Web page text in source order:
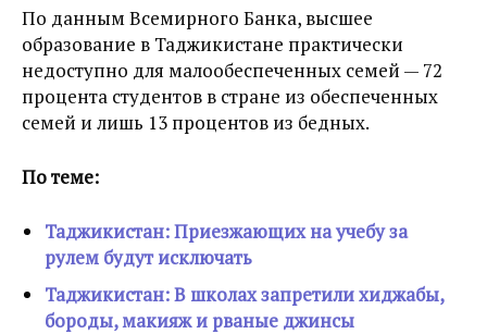
По данным Всемирного Банка, высшее
образование в Таджикистане практически
недоступно для малообеспеченных семей — 72
процента студентов в стране из обеспеченных
семей и лишь 13 процентов из бедных.
По теме:
Таджикистан: Приезжающих на учебу за
рулем будут исключать
Таджикистан: В школах запретили хиджабы,
бороды, макияж и рваные джинсы